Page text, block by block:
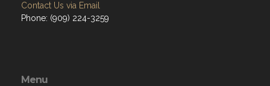
Contact Us via Email
Phone: (909) 224-3259
Menu